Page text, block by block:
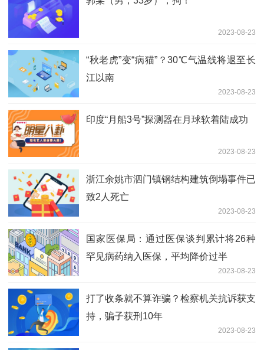
2023-08-23
“秋老虎”变“病猫”？30℃气温线将退至长
江以南
2023-08-23
印度“月船3号”探测器在月球软着陆成功
2023-08-23
浙江余姚市泗门镇钢结构建筑倒塌事件已
致2人死亡
2023-08-23
国家医保局：通过医保谈判累计将26种
罕见病药纳入医保，平均降价过半
2023-08-23
打了收条就不算诈骗？检察机关抗诉获支
持，骗子获刑10年
2023-08-23